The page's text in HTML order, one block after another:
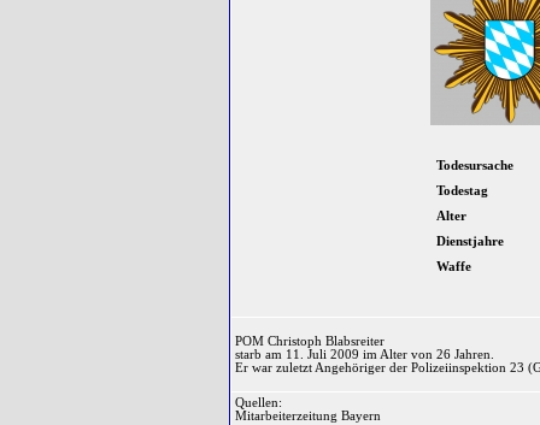
Todesursache
Todestag
Alter
Dienstjahre
Waffe
POM Christoph Blabsreiter
starb am 11. Juli 2009 im Alter von 26 Jahren.
Er war zuletzt Angehöriger der Polizeiinspektion 23
Quellen:
Mitarbeiterzeitung Bayern